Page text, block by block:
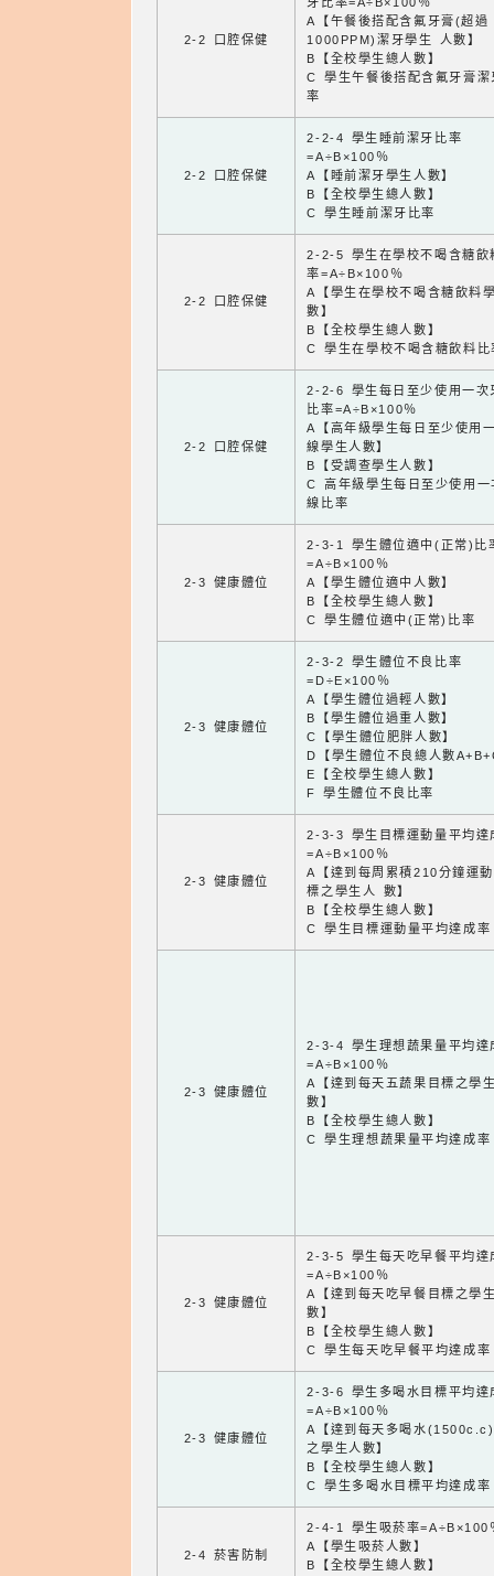
2-2 口腔保健
A【午餐後搭配含氟牙膏(超過
1000PPM)潔牙學生 人數】
B【全校學生總人數】
C 學生午餐後搭配含氟牙膏潔
率
2-2 口腔保健
2-2-4 學生睡前潔牙比率
=A÷B×100％
A【睡前潔牙學生人數】
B【全校學生總人數】
C 學生睡前潔牙比率
2-2 口腔保健
2-2-5 學生在學校不喝含糖飲
率=A÷B×100％
A【學生在學校不喝含糖飲料
數】
B【全校學生總人數】
C 學生在學校不喝含糖飲料比
2-2 口腔保健
2-2-6 學生每日至少使用一次
比率=A÷B×100％
A【高年級學生每日至少使用
線學生人數】
B【受調查學生人數】
C 高年級學生每日至少使用一
線比率
2-3 健康體位
2-3-1 學生體位適中(正常)比
=A÷B×100％
A【學生體位適中人數】
B【全校學生總人數】
C 學生體位適中(正常)比率
2-3 健康體位
2-3-2 學生體位不良比率
=D÷E×100％
A【學生體位過輕人數】
B【學生體位過重人數】
C【學生體位肥胖人數】
D【學生體位不良總人數
E【全校學生總人數】
F 學生體位不良比率
2-3 健康體位
2-3-3 學生目標運動量平均達
=A÷B×100％
A【達到每周累積210分鐘運
標之學生人 數】
B【全校學生總人數】
C 學生目標運動量平均達成率
2-3 健康體位
2-3-4 學生理想蔬果量平均達
=A÷B×100％
A【達到每天五蔬果目標之學
數】
B【全校學生總人數】
C 學生理想蔬果量平均達成率
2-3 健康體位
2-3-5 學生每天吃早餐平均達
=A÷B×100％
A【達到每天吃早餐目標之學
數】
B【全校學生總人數】
C 學生每天吃早餐平均達成率
2-3 健康體位
2-3-6 學生多喝水目標平均達
=A÷B×100％
A【達到每天多喝水
之學生人數】
B【全校學生總人數】
C 學生多喝水目標平均達成率
2-4 菸害防制
2-4-1 學生吸菸率=A÷B×100
A【學生吸菸人數】
B【全校學生總人數】